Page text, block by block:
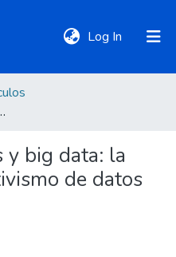
Log In (current)
del activismo de datos
y big data: la
de datos